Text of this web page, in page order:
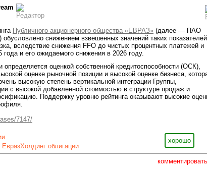
Публичного акционерного общества «ЕВРАЗ» (далее — ПАО
снижением взвешенных значений таких
вследствие снижения FFO до чистых процентных платежей и
года и его ожидаемого снижения в 2026 году.
определяется оценкой собственной кредитоспособности (ОСК),
оценке рыночной позиции и высокой оценке бизнеса,
высокую степень вертикальной интеграции Группы,
с высокой добавленной стоимостью в структуре продаж и
Поддержку уровню рейтинга оказывают высокие
7147/
хорошо
ЕвразХолдинг облигации
комментировать